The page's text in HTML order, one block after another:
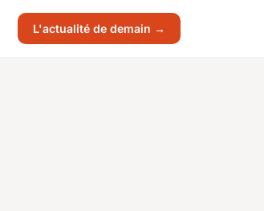
L'actualité de demain →